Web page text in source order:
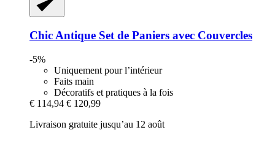
Chic Antique Set de Paniers avec Couvercles
-5%
Uniquement pour l’intérieur
Faits main
Décoratifs et pratiques à la fois
€ 114,94 € 120,99
Livraison gratuite jusqu’au 12 août